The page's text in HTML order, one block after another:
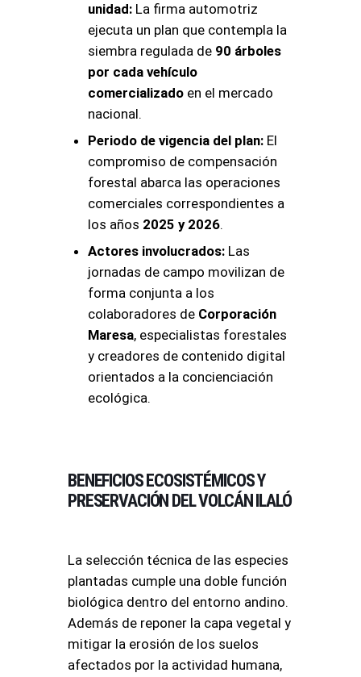
unidad: La firma automotriz
ejecuta un plan que contempla la
siembra regulada de 90 árboles
por cada vehículo
comercializado en el mercado
nacional.
Periodo de vigencia del plan: El
compromiso de compensación
forestal abarca las operaciones
comerciales correspondientes a
los años 2025 y 2026.
Actores involucrados: Las
jornadas de campo movilizan de
forma conjunta a los
colaboradores de Corporación
Maresa, especialistas forestales
y creadores de contenido digital
orientados a la concienciación
ecológica.
BENEFICIOS ECOSISTÉMICOS Y
PRESERVACIÓN DEL VOLCÁN ILALÓ
La selección técnica de las especies
plantadas cumple una doble función
biológica dentro del entorno andino.
Además de reponer la capa vegetal y
mitigar la erosión de los suelos
afectados por la actividad humana,